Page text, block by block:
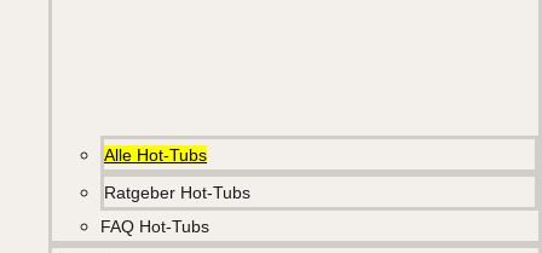
Alle Hot-Tubs
Ratgeber Hot-Tubs
FAQ Hot-Tubs